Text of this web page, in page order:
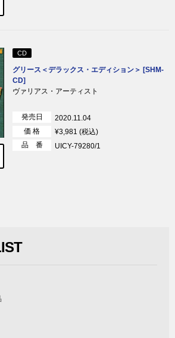
CD
グリース＜デラックス・エディション＞ [SHM-
CD]
ヴァリアス・アーティスト
発売日
2020.11.04
価 格
¥3,981 (税込)
品 番
UICY-79280/1